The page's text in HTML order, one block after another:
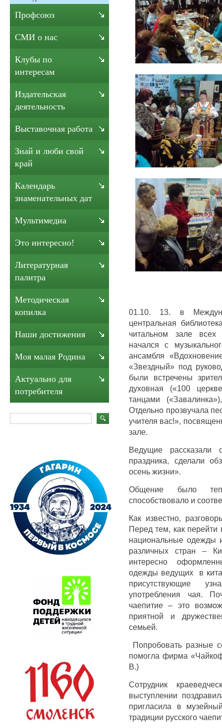
01.10. 13. в
центральная
читальном зале
начался с
ансамбля
«Звездный» под
были встречены
духовная («100
танцами
Отдельно прозвучала
учителя вас!»,
зале.
Ведущие рассказали
праздника, сделали
осень жизни».
Общение было
способствовало и
Как известно,
Перед тем, как
национальные одежды
различных стран –
интересно
одежды ведущих в
присутствующие
употребления чая.
чаепитие – это
приятной и
семьей.
Попробовать разные
помогла фирма
В.)
Сотрудник
выступлении
пригласила в
традиции русского
Профсоюз
СМИ о нас
Клубы по
интересам
Издательская
деятельность
Выставочная работа
Знай и люби свой
край
Календарь
знаменательных дат
Мультимедиа
Это интересно!
Литературная
палитра
Методическая
копилка
Наши достижения
Моя малая Родина
Актуально для
потребителя